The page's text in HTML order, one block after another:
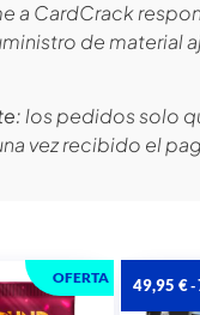
a CardCrack
de material
los pedidos solo
vez recibido el
OFERTA 49,95 €-